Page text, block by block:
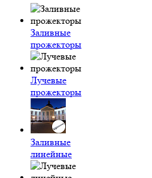
Заливные
прожекторы
Лучевые
прожекторы
Заливные
линейные